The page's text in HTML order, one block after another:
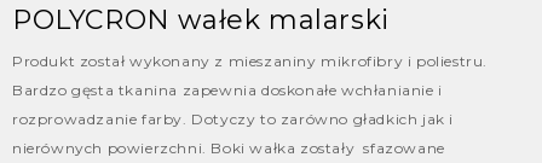
POLYCRON wałek malarski
Produkt został wykonany z mieszaniny mikrofibry i poliestru.
Bardzo gęsta tkanina zapewnia doskonałe wchłanianie i
rozprowadzanie farby. Dotyczy to zarówno gładkich jak i
nierównych powierzchni. Boki wałka zostały sfazowane